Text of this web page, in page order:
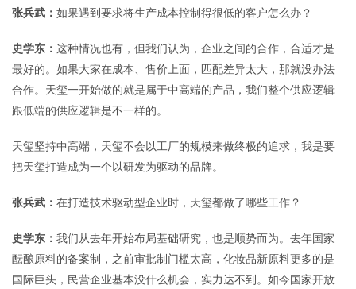
张兵武： 如果遇到要求将生产成本控制得很低的客户怎么办？
史学东： 这种情况也有，但我们认为，企业之间的合作，合适才是
最好的。如果大家在成本、售价上面，匹配差异太大，那就没办法
合作。天玺一开始做的就是属于中高端的产品，我们整个供应逻辑
跟低端的供应逻辑是不一样的。
天玺坚持中高端，天玺不会以工厂的规模来做终极的追求，我是要
把天玺打造成为一个以研发为驱动的品牌。
张兵武： 在打造技术驱动型企业时，天玺都做了哪些工作？
史学东： 我们从去年开始布局基础研究，也是顺势而为。去年国家
酝酿原料的备案制，之前审批制门槛太高，化妆品新原料更多的是
国际巨头，民营企业基本没什么机会，实力达不到。如今国家开放